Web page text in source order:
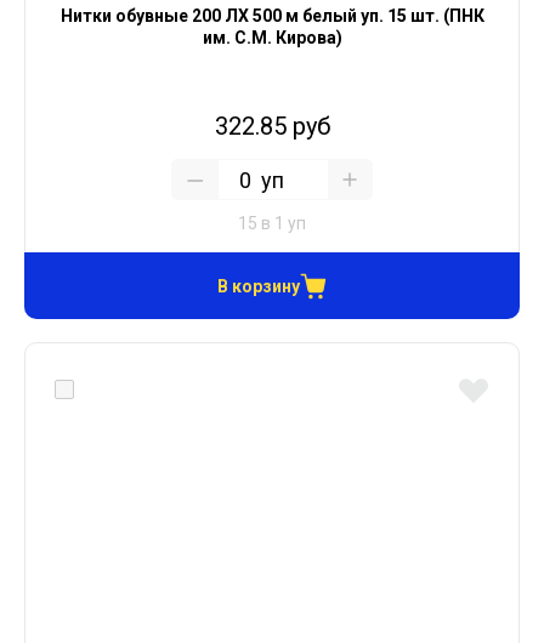
Нитки обувные 200 ЛХ 500 м белый уп. 15 шт. (ПНК
им. С.М. Кирова)
322.85 руб
уп
15 в 1 уп
В корзину